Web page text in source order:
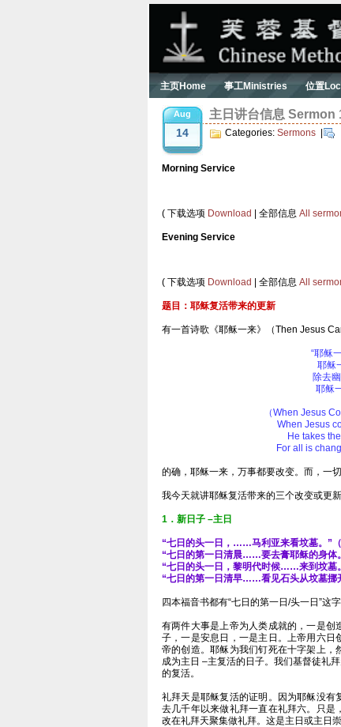
主页Home 事工Ministries 位置
Aug
14
主日讲台信息 Sermon
Categories: Sermons
Morning Service
( 下载选项 Download | 全部信息 All
Evening Service
( 下载选项 Download | 全部信息 All
题目：耶稣复活带来的更新
有一首诗歌《耶稣一来》（Then Jesus
“耶稣
耶稣
除去
耶稣
（When Jesus
When Jesus
He takes
For all is
的确，耶稣一来，万事都要改变。而，一
我今天就讲耶稣复活带来的三个改变或更新
1．新日子 –主日
“七日的头一日，……马利亚来看坟墓。”（
“七日的第一日清晨……要去膏耶稣的身体
“七日的头一日，黎明代时候……来到坟墓
“七日的第一日清早……看见石头从坟墓挪
四本福音书都有“七日的第一日/头一日”这
有两件大事是上帝为人类成就的，一是创
子，一是安息日，一是主日。上帝用六
帝的创造。耶稣为我们钉死在十字架上，
成为主日 –主复活的日子。我们基督徒礼
的复活。
礼拜天是耶稣复活的证明。因为耶稣没有
去几千年以来做礼拜一直在礼拜六。只是
改在礼拜天聚集做礼拜。这是主日或主日崇